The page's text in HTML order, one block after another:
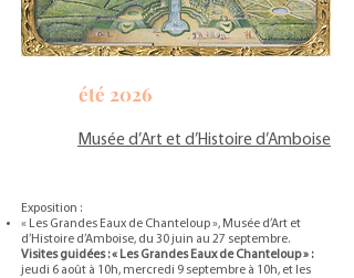
été 2026
Musée d’Art et d’Histoire d’Amboise
Exposition :
« Les Grandes Eaux de Chanteloup », Musée d’Art et
d’Histoire d’Amboise, du 30 juin au 27 septembre.
Visites guidées : « Les Grandes Eaux de Chanteloup » :
jeudi 6 août à 10h, mercredi 9 septembre à 10h, et les